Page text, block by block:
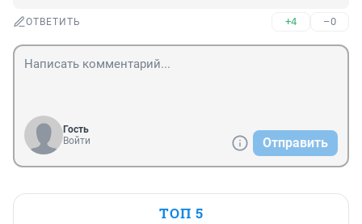
ОТВЕТИТЬ +4 –0
Гость
Войти
Отправить
ТОП 5